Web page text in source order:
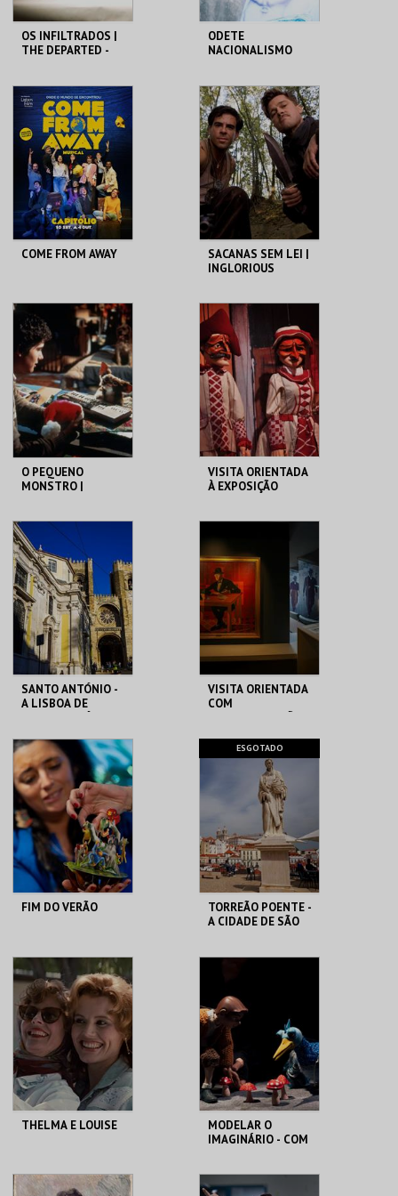
OS INFILTRADOS |
THE DEPARTED -
CAPITÓLIO.
MAIS INFO
COMPRAR
ODETE
NACIONALISMO
TBA - TEATRO
BAIRRO ALTO
MAIS INFO
COMPRAR
COME FROM AWAY
CAPITÓLIO.
MAIS INFO
COMPRAR
SACANAS SEM LEI |
INGLORIOUS
CAPITÓLIO.
MAIS INFO
COMPRAR
O PEQUENO
MONSTRO |
CAPITÓLIO.
MAIS INFO
COMPRAR
VISITA ORIENTADA
À EXPOSIÇÃO
MARIONETA
MAIS INFO
COMPRAR
SANTO ANTÓNIO -
A LISBOA DE
ML - SANTO
ANTÓNIO
MAIS INFO
COMPRAR
VISITA ORIENTADA
COM
CASA FERNANDO
PESSOA
MAIS INFO
COMPRAR
FIM DO VERÃO
LU.CA -TEATRO LUÍS
CAMÕES
MAIS INFO
COMPRAR
ESGOTADO
TORREÃO POENTE -
A CIDADE DE SÃO
MAIS INFO
THELMA E LOUISE
CAPITÓLIO.
MODELAR O
IMAGINÁRIO - COM
MUSEU DA